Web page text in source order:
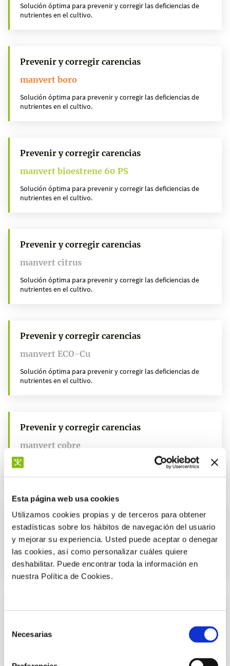
Esta página web usa cookies
Utilizamos cookies propias y de terceros para obtener
estadísticas sobre los hábitos de navegación del usuario
y mejorar su experiencia. Usted puede aceptar o denegar
las cookies, así como personalizar cuáles quiere
deshabilitar. Puede encontrar toda la información en
nuestra Política de Cookies.
Necesarias
Solución óptima para prevenir y corregir las deficiencias de
nutrientes en el cultivo.
Prevenir y corregir carencias
manvert boro
Solución óptima para prevenir y corregir las deficiencias de
nutrientes en el cultivo.
Prevenir y corregir carencias
manvert bioestrene 60 PS
Solución óptima para prevenir y corregir las deficiencias de
nutrientes en el cultivo.
Prevenir y corregir carencias
manvert citrus
Solución óptima para prevenir y corregir las deficiencias de
nutrientes en el cultivo.
Prevenir y corregir carencias
manvert ECO-Cu
Solución óptima para prevenir y corregir las deficiencias de
nutrientes en el cultivo.
Prevenir y corregir carencias
manvert cobre
Solución óptima para prevenir y corregir las deficiencias de
Prevenir y corregir carencias
manvert bioestrene enorto
Solución óptima para prevenir y corregir las deficiencias de
nutrientes en el cultivo.
Solución óptima para prevenir y corregir las deficiencias de